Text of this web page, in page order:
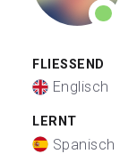
FLIESSEND
Englisch
LERNT
Spanisch